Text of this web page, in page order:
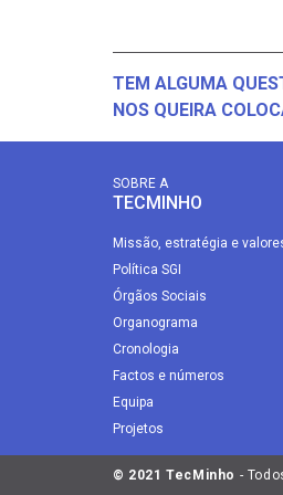
TEM ALGUMA
NOS QUEIRA
SOBRE A
TECMINHO
Missão, estratégia e
Política SGI
Órgãos Sociais
Organograma
Cronologia
Factos e números
Equipa
Projetos
© 2021 TecMinho -